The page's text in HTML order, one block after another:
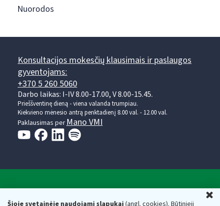
Šioje svetainėje naudojami slapukai(angl. cookies). Būtinieji
Nuorodos
Konsultacijos mokesčių klausimais ir paslaugos
gyventojams:
+370 5 260 5060
Darbo laikas: I-IV 8.00-17.00, V 8.00-15.45.
Prieššventinę dieną - viena valanda trumpiau.
Kiekvieno mėnesio antrą penktadienį 8.00 val. - 12.00 val.
Paklausimas per Mano VMI